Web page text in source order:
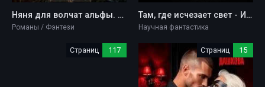
Няня для волчат альфы. Я не ваша мама - Александр Витальиев
Романы / Фэнтези
Там, где исчезает свет - Ирина Дементьева
Научная фантастика
Страниц 117 Страниц 15